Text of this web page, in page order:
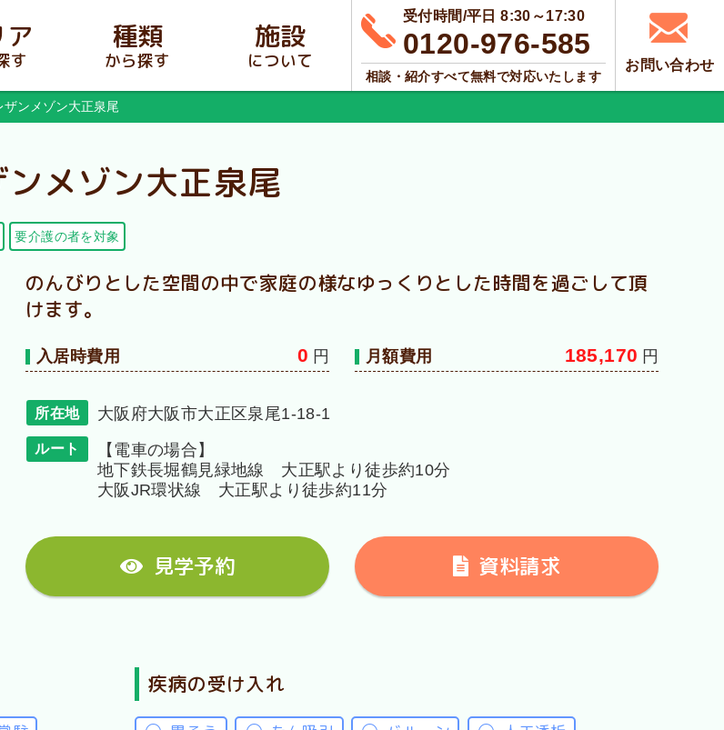
受付時間/平日 8:30～17:30
0120-976-585
相談・紹介すべて無料で対応いたします
お問い合わせ
ア
す
種類
から探す
施設
について
ンメゾン大正泉尾
メゾン大正泉尾
要介護の者を対象
のんびりとした空間の中で家庭の様なゆっくりとした時間を過ごして頂
けます。
入居時費用 0 円 月額費用 185,170 円
所在地 大阪府大阪市大正区泉尾1-18-1
ルート
【電車の場合】
地下鉄長堀鶴見緑地線 大正駅より徒歩約10分
大阪JR環状線 大正駅より徒歩約11分
見学予約 資料請求
疾病の受け入れ